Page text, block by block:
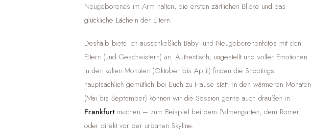
Neugeborenes im Arm halten, die ersten zärtlichen Blicke und das
glückliche Lächeln der Eltern.
Deshalb biete ich ausschließlich Baby- und Neugeborenenfotos mit den
Eltern (und Geschwistern) an. Authentisch, ungestellt und voller Emotionen.
In den kalten Monaten (Oktober bis April) finden die Shootings
hauptsächlich gemütlich bei Euch zu Hause statt. In den wärmeren Monaten
(Mai bis September) können wir die Session gerne auch draußen in
Frankfurt machen – zum Beispiel bei dem Palmengarten, dem Römer
oder direkt vor der urbanen Skyline.